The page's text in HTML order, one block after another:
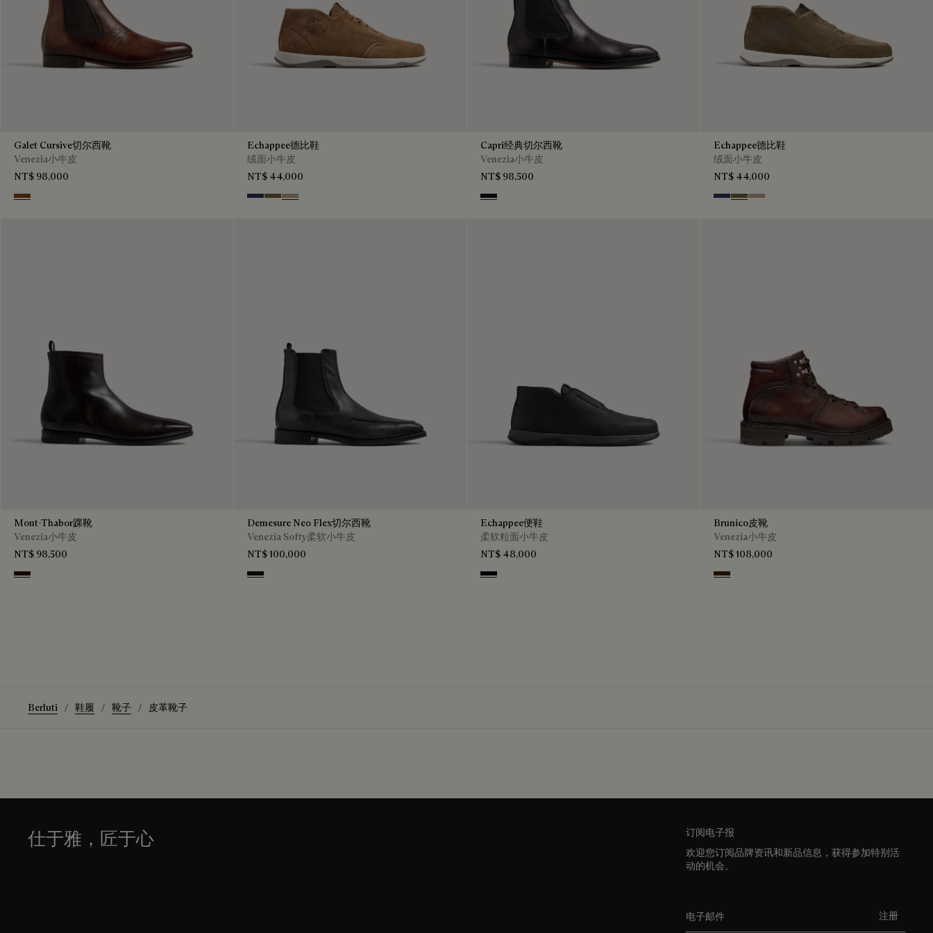
Galet Cursive切尔西靴
Venezia小牛皮
NT$ 98,000
Ebano
Echappee德比鞋
绒面小牛皮
NT$ 44,000
Blu Pine Green
Beige
Capri经典切尔西靴
Venezia小牛皮
NT$ 98,500
Nero Grigio
Echappee德比鞋
绒面小牛皮
NT$ 44,000
Blu Pine Green
Beige
Mont-Thabor踝靴
Venezia小牛皮
NT$ 98,500
Fondant
Demesure Neo Flex切尔西靴
Venezia Softy柔软小牛皮
NT$ 100,000
Nero Grigio
Echappee便鞋
柔软粒面小牛皮
NT$ 48,000
Black
Brunico皮靴
Venezia小牛皮
NT$ 108,000
Marrone Intenso
Berluti 鞋履 靴子 皮革靴子
仕于雅，匠于心
订阅电子报
欢迎您订阅品牌资讯和新品信息，获得参加特别活
动的机会。
注册